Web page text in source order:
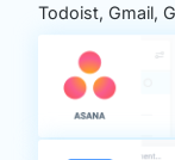
Todoist, Gmail,